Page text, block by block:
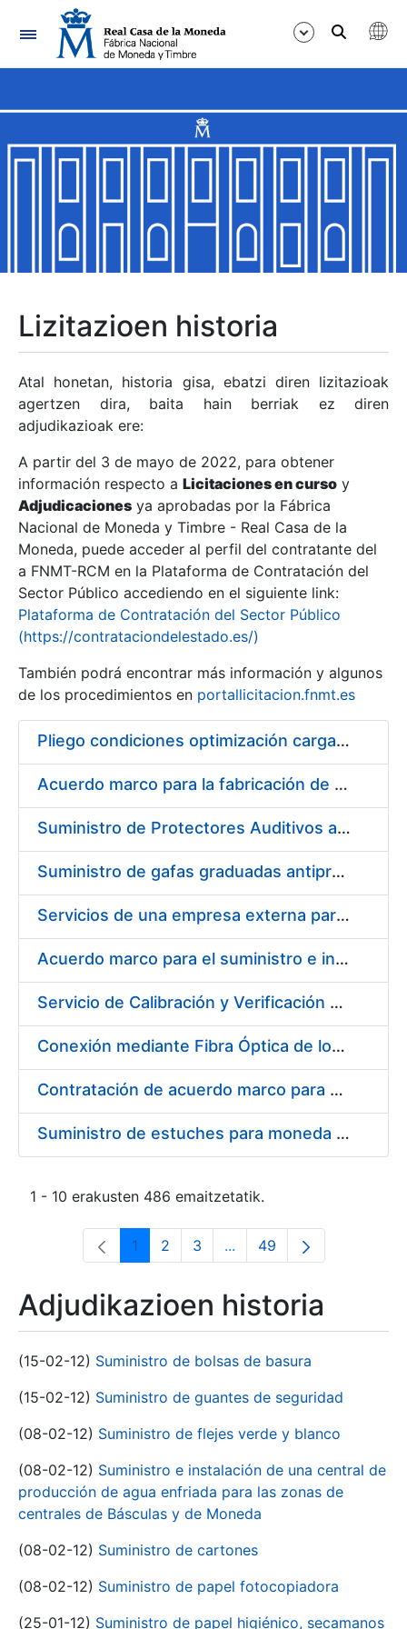
Nabigazioa
Erakutsi/Ezkutatu
Erakutsi/Ezkutatu
Erakutsi/Ezkutatu
Erakutsi/Ezkutatu
Erakutsi/Ezkutatu
Erakutsi/Ezkutatu
Erakutsi/Ezkutatu
Erakutsi/Ezkutatu
Lizitazioen historia
Atal honetan, historia gisa, ebatzi diren lizitazioak
agertzen dira, baita hain berriak ez diren
adjudikazioak ere:
A partir del 3 de mayo de 2022, para obtener
información respecto a Licitaciones en curso y
Adjudicaciones ya aprobadas por la Fábrica
Nacional de Moneda y Timbre - Real Casa de la
Moneda, puede acceder al perfil del contratante del
a FNMT-RCM en la Plataforma de Contratación del
Sector Público accediendo en el siguiente link:
Plataforma de Contratación del Sector Público
(https://contrataciondelestado.es/)
También podrá encontrar más información y algunos
de los procedimientos en portallicitacion.fnmt.es
Pliego condiciones optimización cargas compras firmado
Acuerdo marco para la fabricación de piezas
Suministro de Protectores Auditivos a medida para las personas trabajadoras de los Centros de Trabajo de Madrid y Burgos
Suministro de gafas graduadas antiproyecciones para los trabajadores de la FNMT-RCM en los centros de trabajo de Madrid y Burgos
Servicios de una empresa externa para el asesoramiento y resolución de los recursos de alzada que se presentan relacionados con procesos de selección para la FNMT-RCM
Acuerdo marco para el suministro e instalación de persianas, estores y otros complementos
Servicio de Calibración y Verificación Externa de los Equipos de Medición del Servicio de Prevención de la FNMT-RCM
Conexión mediante Fibra Óptica de los Centros de Proceso de Datos (CPDs) de las sedes de la FNMT-RCM de Burgos y Madrid
Contratación de acuerdo marco para el Suministro de Material de Electricidad para la Fábrica Nacional de Moneda y Timbre-Real Casa de la Moneda en su centro de trabajo de Burgos
Suministro de estuches para moneda de 30 €
1 - 10 erakusten 486 emaitzetatik.
Orrialdea
1 Orrialdea
2 Orrialdea
3 ...Intermediate Pages Use
Orrialdea
49
Adjudikazioen historia
(15-02-12) Suministro de bolsas de basura
(15-02-12) Suministro de guantes de seguridad
(08-02-12) Suministro de flejes verde y blanco
(08-02-12) Suministro e instalación de una central de
producción de agua enfriada para las zonas de
centrales de Básculas y de Moneda
(08-02-12) Suministro de cartones
(08-02-12) Suministro de papel fotocopiadora
(25-01-12) Suministro de papel higiénico, secamanos